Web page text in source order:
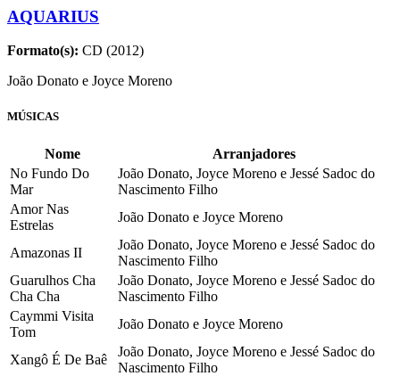
AQUARIUS
Formato(s): CD (2012)
João Donato e Joyce Moreno
MÚSICAS
Nome
Arranjadores
No Fundo Do
Mar
João Donato, Joyce Moreno e Jessé Sadoc do
Nascimento Filho
Amor Nas
Estrelas
João Donato e Joyce Moreno
Amazonas II
João Donato, Joyce Moreno e Jessé Sadoc do
Nascimento Filho
Guarulhos Cha
Cha Cha
João Donato, Joyce Moreno e Jessé Sadoc do
Nascimento Filho
Caymmi Visita
Tom
João Donato e Joyce Moreno
Xangô É De Baê
João Donato, Joyce Moreno e Jessé Sadoc do
Nascimento Filho